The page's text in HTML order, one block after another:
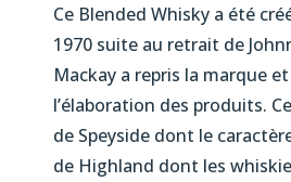
Ce Blended Whisky a été
1970 suite au retrait de
Mackay a repris la marque
l’élaboration des produits.
de Speyside dont le
de Highland dont les